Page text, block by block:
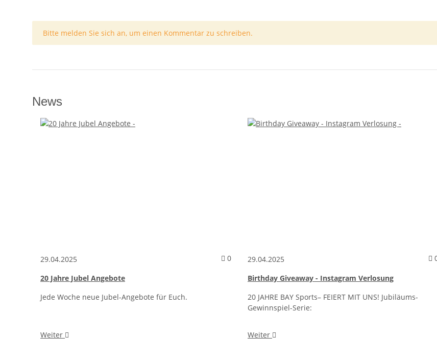
x
Bitte melden Sie sich an, um einen Kommentar zu schreiben.
News
29.04.2025 0Kommentare zum Artikel 20 Jahre Jubel Angebote
20 Jahre Jubel Angebote
Jede Woche neue Jubel-Angebote für Euch.
Weiter
29.04.2025
Birthday Giveaway - Instagram Verlosung
20 JAHRE BAY Sports– FEIERT MIT UNS! Jubiläums-
Gewinnspiel-Serie:
Weiter